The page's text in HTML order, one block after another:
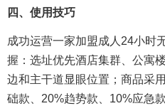
四、使用技巧
成功运营一家加盟成人24小时
握：选址优先酒店集群、公寓
边和主干道显眼位置；商品采
础款、20%趋势款、10%应急